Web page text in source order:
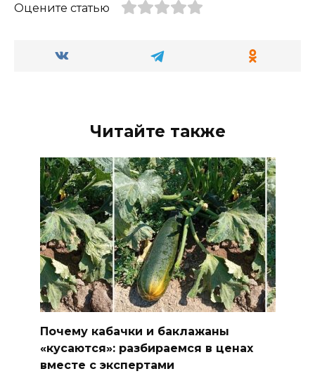
Оцените статью
Читайте также
Почему кабачки и баклажаны
«кусаются»: разбираемся в ценах
вместе с экспертами